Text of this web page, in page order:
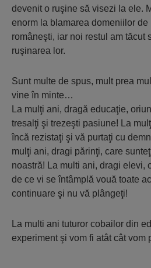
devenit o ruşine să visezi la ele.
enorm la blamarea domeniilor
româneşti, iar noi restul am tăcut
ruşinarea lor.
Sunt multe de spus, mult prea
vine în minte…
La mulţi ani, dragă educaţie,
tresalţi şi trezeşti pasiune! La
încă rezistaţi şi vă purtaţi cu
mulţi ani, dragi părinţi, care
noastră! La multi ani, dragi elevi,
de ce vi se întâmplă vouă toate
continuare şi nu vă plângeţi!
La multi ani tuturor cobailor din
experiment şi vom fi atât cât vom